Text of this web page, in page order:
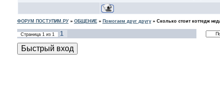
ФОРУМ ПОСТУПИМ.РУ» ОБЩЕНИЕ» Помогаем друг другу» Сколько стоит коттедж
Страница 1из 1 1